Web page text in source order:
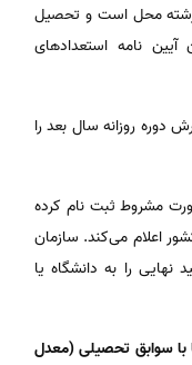
محل است و تحصیل
نامه استعدادهای
دوره روزانه سال بعد را
مشروط ثبت نام کرده
اعلام می‌کند. سازمان
را به دانشگاه یا
با سوابق تحصیلی (معدل